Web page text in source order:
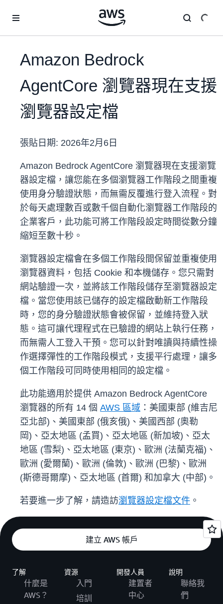
Amazon Bedrock
AgentCore 瀏覽器現在支援
瀏覽器設定檔
張貼日期: 2026年2月6日
Amazon Bedrock AgentCore 瀏覽器現在支援瀏覽
器設定檔，讓您能在多個瀏覽器工作階段之間重複
使用身分驗證狀態，而無需反覆進行登入流程。對
於每天處理數百或數千個自動化瀏覽器工作階段的
企業客戶，此功能可將工作階段設定時間從數分鐘
縮短至數十秒。
瀏覽器設定檔會在多個工作階段間保留並重複使用
瀏覽器資料，包括 Cookie 和本機儲存。您只需對
網站驗證一次，並將該工作階段儲存至瀏覽器設定
檔。當您使用該已儲存的設定檔啟動新工作階段
時，您的身分驗證狀態會被保留，並維持登入狀
態。這可讓代理程式在已驗證的網站上執行任務，
而無需人工登入干預。您可以針對唯讀與持續性操
作選擇彈性的工作階段模式，支援平行處理，讓多
個工作階段可同時使用相同的設定檔。
此功能適用於提供 Amazon Bedrock AgentCore
瀏覽器的所有 14 個 AWS 區域 ：美國東部 (維吉尼
亞北部)、美國東部 (俄亥俄)、美國西部 (奧勒
岡)、亞太地區 (孟買)、亞太地區 (新加坡)、亞太
地區 (雪梨)、亞太地區 (東京)、歐洲 (法蘭克福)、
歐洲 (愛爾蘭)、歐洲 (倫敦)、歐洲 (巴黎)、歐洲
(斯德哥爾摩)、亞太地區 (首爾) 和加拿大 (中部)。
若要進一步了解，請造訪瀏覽器設定檔文件 。
建立 AWS 帳戶
了解
什麼是
AWS？
資源
入門
培訓
開發人員
建置者
中心
說明
聯絡我
們